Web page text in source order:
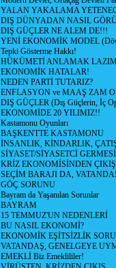
YALAN YAKALAMA
DIŞ DÜNYADAN NASIL
DIŞ GÜÇLER NE ALEM DE!!!
YENİ EKONOMİK MODEL
Tepki Gösterme Hakkı!
HÜKÜMETİ ANLAMAK
EKONOMİK HATALAR!
NEDEN PARTİ TUTARIZ?
ENFLASYON ve MAAŞ ZAM
DIŞ GÜÇLER (Dış Güçlerin, İç
EKONOMİDE 20 YILIMIZ!!
Kastamonu Oyunları
BAŞKENTTE KASTAMONU
İNSANLIK, KİNDARLIK,
SİYASET/SİYASETCİ
KRİZ EKONOMİSİNDEN ÇIKIŞ
SEÇİM BARAJI DA,
GÖÇ SORUNU
Bayram da Yaşanılan Sorunlar
BAYRAM
15 TEMMUZ'UN NEDENLERİ
BU NASIL EKONOMİ?
EKONOMİK EŞİTSİZLİK
VATANDAŞ, GENELGEYE
EMEKLİ Biz Emeklililer!